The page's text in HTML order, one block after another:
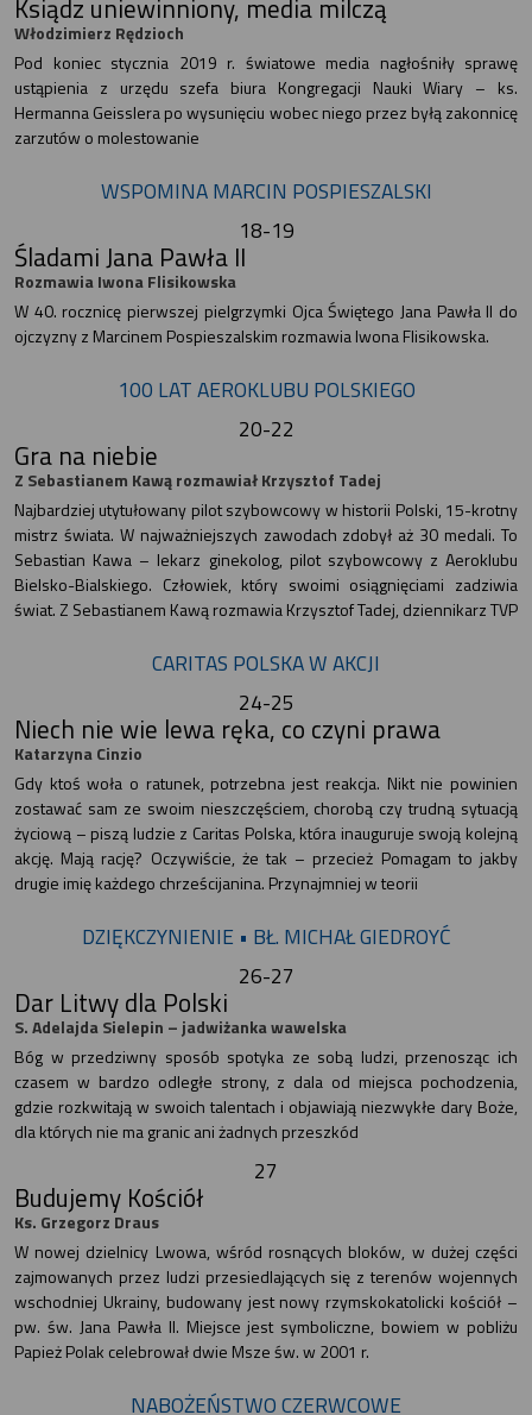
Ksiądz uniewinniony, media milczą
Włodzimierz Rędzioch
Pod koniec stycznia 2019 r. światowe media nagłośniły sprawę
ustąpienia z urzędu szefa biura Kongregacji Nauki Wiary – ks.
Hermanna Geisslera po wysunięciu wobec niego przez byłą zakonnicę
zarzutów o molestowanie
WSPOMINA MARCIN POSPIESZALSKI
18-19
Śladami Jana Pawła II
Rozmawia Iwona Flisikowska
W 40. rocznicę pierwszej pielgrzymki Ojca Świętego Jana Pawła II do
ojczyzny z Marcinem Pospieszalskim rozmawia Iwona Flisikowska.
100 LAT AEROKLUBU POLSKIEGO
20-22
Gra na niebie
Z Sebastianem Kawą rozmawiał Krzysztof Tadej
Najbardziej utytułowany pilot szybowcowy w historii Polski, 15-krotny
mistrz świata. W najważniejszych zawodach zdobył aż 30 medali. To
Sebastian Kawa – lekarz ginekolog, pilot szybowcowy z Aeroklubu
Bielsko-Bialskiego. Człowiek, który swoimi osiągnięciami zadziwia
świat. Z Sebastianem Kawą rozmawia Krzysztof Tadej, dziennikarz TVP
CARITAS POLSKA W AKCJI
24-25
Niech nie wie lewa ręka, co czyni prawa
Katarzyna Cinzio
Gdy ktoś woła o ratunek, potrzebna jest reakcja. Nikt nie powinien
zostawać sam ze swoim nieszczęściem, chorobą czy trudną sytuacją
życiową – piszą ludzie z Caritas Polska, która inauguruje swoją kolejną
akcję. Mają rację? Oczywiście, że tak – przecież Pomagam to jakby
drugie imię każdego chrześcijanina. Przynajmniej w teorii
DZIĘKCZYNIENIE • BŁ. MICHAŁ GIEDROYĆ
26-27
Dar Litwy dla Polski
S. Adelajda Sielepin – jadwiżanka wawelska
Bóg w przedziwny sposób spotyka ze sobą ludzi, przenosząc ich
czasem w bardzo odległe strony, z dala od miejsca pochodzenia,
gdzie rozkwitają w swoich talentach i objawiają niezwykłe dary Boże,
dla których nie ma granic ani żadnych przeszkód
27
Budujemy Kościół
Ks. Grzegorz Draus
W nowej dzielnicy Lwowa, wśród rosnących bloków, w dużej części
zajmowanych przez ludzi przesiedlających się z terenów wojennych
wschodniej Ukrainy, budowany jest nowy rzymskokatolicki kościół –
pw. św. Jana Pawła II. Miejsce jest symboliczne, bowiem w pobliżu
Papież Polak celebrował dwie Msze św. w 2001 r.
NABOŻEŃSTWO CZERWCOWE